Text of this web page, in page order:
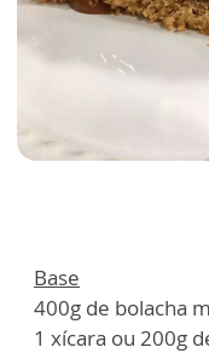
Base
400g de bolacha
1 xícara ou 200g